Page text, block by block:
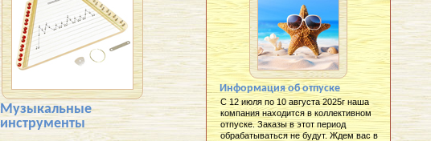
Музыкальные
инструменты
Информация об отпуске
С 12 июля по 10 августа 2025г наша
компания находится в коллективном
отпуске. Заказы в этот период
обрабатываться не будут. Ждем вас в